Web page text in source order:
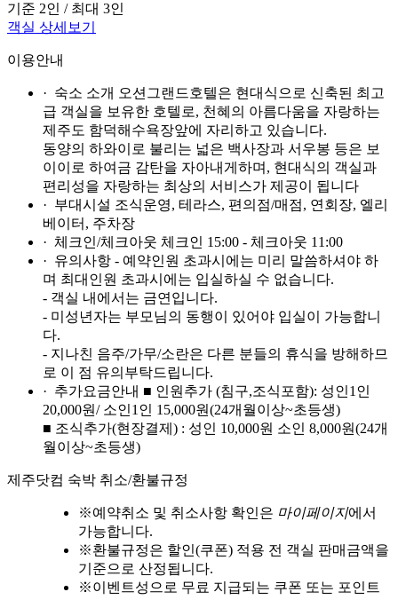
기준 2인 / 최대 3인
객실 상세보기
이용안내
· 숙소 소개 오션그랜드호텔은 현대식으로 신축된 최고
급 객실을 보유한 호텔로, 천혜의 아름다움을 자랑하는
제주도 함덕해수욕장앞에 자리하고 있습니다.
동양의 하와이로 불리는 넓은 백사장과 서우봉 등은 보
이이로 하여금 감탄을 자아내게하며, 현대식의 객실과
편리성을 자랑하는 최상의 서비스가 제공이 됩니다
· 부대시설 조식운영, 테라스, 편의점/매점, 연회장, 엘리
베이터, 주차장
· 체크인/체크아웃 체크인 15:00 - 체크아웃 11:00
· 유의사항 - 예약인원 초과시에는 미리 말씀하셔야 하
며 최대인원 초과시에는 입실하실 수 없습니다.
- 객실 내에서는 금연입니다.
- 미성년자는 부모님의 동행이 있어야 입실이 가능합니
다.
- 지나친 음주/가무/소란은 다른 분들의 휴식을 방해하므
로 이 점 유의부탁드립니다.
· 추가요금안내 ■ 인원추가 (침구,조식포함): 성인1인
20,000원/ 소인1인 15,000원(24개월이상~초등생)
■ 조식추가(현장결제) : 성인 10,000원 소인 8,000원(24개
월이상~초등생)
제주닷컴 숙박 취소/환불규정
※예약취소 및 취소사항 확인은 마이페이지에서
가능합니다.
※환불규정은 할인(쿠폰) 적용 전 객실 판매금액을
기준으로 산정됩니다.
※이벤트성으로 무료 지급되는 쿠폰 또는 포인트